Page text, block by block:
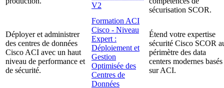
V2
sécurisation SCOR.
Déployer et administrer
des centres de données
Cisco ACI avec un haut
niveau de performance et
de sécurité.
Formation ACI
Cisco - Niveau
Expert :
Déploiement et
Gestion
Optimisée des
Centres de
Données
Étend votre expertise
sécurité Cisco SCOR
périmètre des data
centers modernes basés
sur ACI.